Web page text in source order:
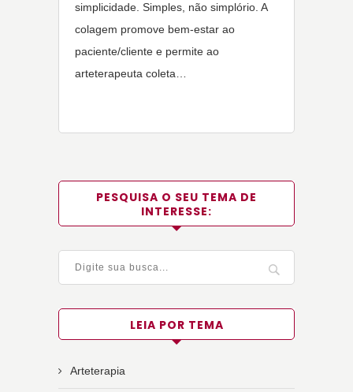
simplicidade. Simples, não simplório. A
colagem promove bem-estar ao
paciente/cliente e permite ao
arteterapeuta coleta…
PESQUISA O SEU TEMA DE
INTERESSE:
LEIA POR TEMA
Arteterapia